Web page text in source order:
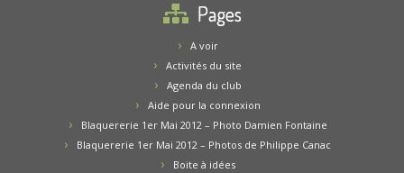
Pages
A voir
Activités du site
Agenda du club
Aide pour la connexion
Blaquererie 1er Mai 2012 – Photo Damien Fontaine
Blaquererie 1er Mai 2012 – Photos de Philippe Canac
Boite à idées